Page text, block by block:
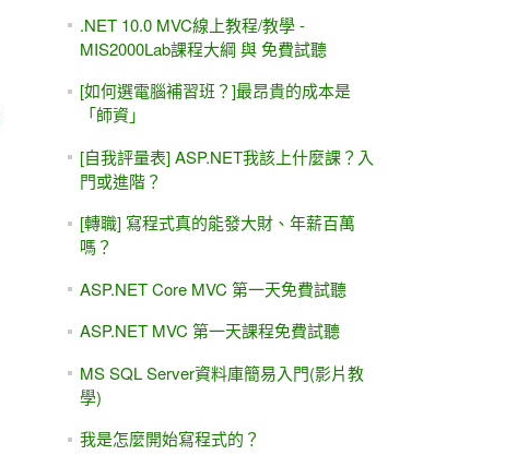
.NET 10.0 MVC線上教程/教學 -
MIS2000Lab課程大綱 與 免費試聽
[如何選電腦補習班？]最昂貴的成本是
「師資」
[自我評量表] ASP.NET我該上什麼課？入
門或進階？
[轉職] 寫程式真的能發大財、年薪百萬
嗎？
ASP.NET Core MVC 第一天免費試聽
ASP.NET MVC 第一天課程免費試聽
MS SQL Server資料庫簡易入門(影片教
學)
我是怎麼開始寫程式的？